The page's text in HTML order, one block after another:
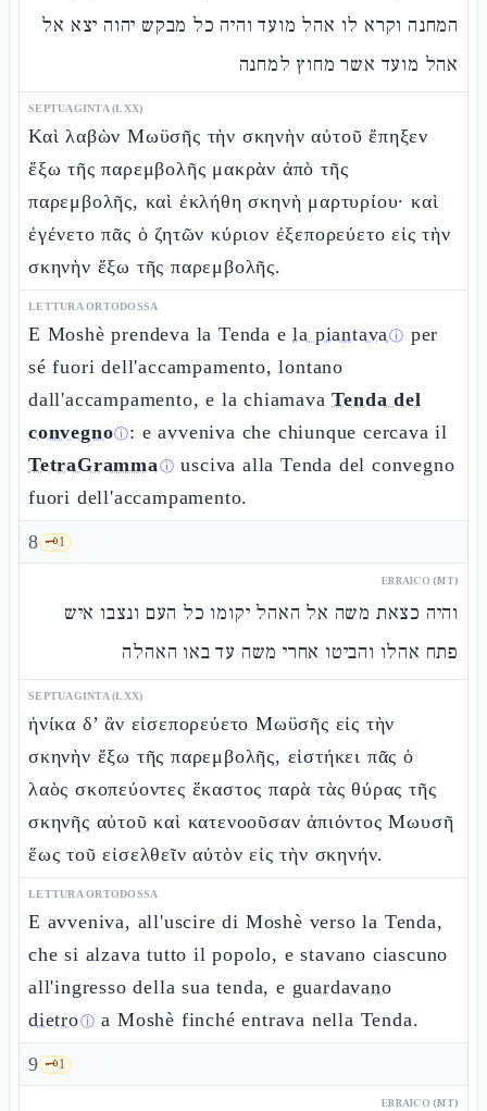
המחנה וקרא לו אהל מועד והיה כל מבקש יהוה יצא אל
אהל מועד אשר מחוץ למחנה
SEPTUAGINTA (LXX)
Καὶ λαβὼν Μωϋσῆς τὴν σκηνὴν αὐτοῦ ἔπηξεν
ἔξω τῆς παρεμβολῆς μακρὰν ἀπὸ τῆς
παρεμβολῆς, καὶ ἐκλήθη σκηνὴ μαρτυρίου· καὶ
ἐγένετο πᾶς ὁ ζητῶν κύριον ἐξεπορεύετο εἰς τὴν
σκηνὴν ἔξω τῆς παρεμβολῆς.
LETTURA ORTODOSSA
E Moshè prendeva la Tenda ela piantavaⓘ per
sé fuori dell'accampamento, lontano
dall'accampamento, e la chiamavaTenda del
convegnoⓘ: e avveniva che chiunque cercava il
TetraGrammaⓘ usciva alla Tenda del convegno
fuori dell'accampamento.
8 🗝️1
EBRAICO (MT)
והיה כצאת משה אל האהל יקומו כל העם ונצבו איש
פתח אהלו והביטו אחרי משה עד באו האהלה
SEPTUAGINTA (LXX)
ἡνίκα δ’ ἂν εἰσεπορεύετο Μωϋσῆς εἰς τὴν
σκηνὴν ἔξω τῆς παρεμβολῆς, εἱστήκει πᾶς ὁ
λαὸς σκοπεύοντες ἕκαστος παρὰ τὰς θύρας τῆς
σκηνῆς αὐτοῦ καὶ κατενοοῦσαν ἀπιόντος Μωυσῆ
ἕως τοῦ εἰσελθεῖν αὐτὸν εἰς τὴν σκηνήν.
LETTURA ORTODOSSA
E avveniva, all'uscire di Moshè verso la Tenda,
che si alzava tutto il popolo, e stavano ciascuno
all'ingresso della sua tenda, e guardavano
dietroⓘ a Moshè finché entrava nella Tenda.
9 🗝️1
EBRAICO (MT)